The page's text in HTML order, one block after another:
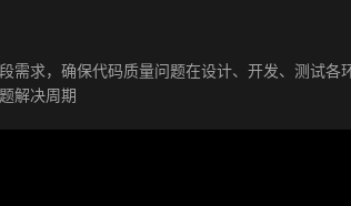
需求，确保代码质量问题在设计、开发、测试各
解决周期